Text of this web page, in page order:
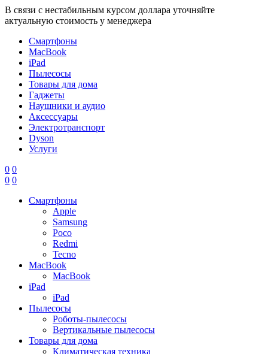
В связи с нестабильным курсом доллара уточняйте
актуальную стоимость у менеджера
Смартфоны
MacBook
iPad
Пылесосы
Товары для дома
Гаджеты
Наушники и аудио
Аксессуары
Электротранспорт
Dyson
Услуги
0 0
0 0
Смартфоны
Apple
Samsung
Poco
Redmi
Tecno
MacBook
MacBook
iPad
iPad
Пылесосы
Роботы-пылесосы
Вертикальные пылесосы
Товары для дома
Климатическая техника